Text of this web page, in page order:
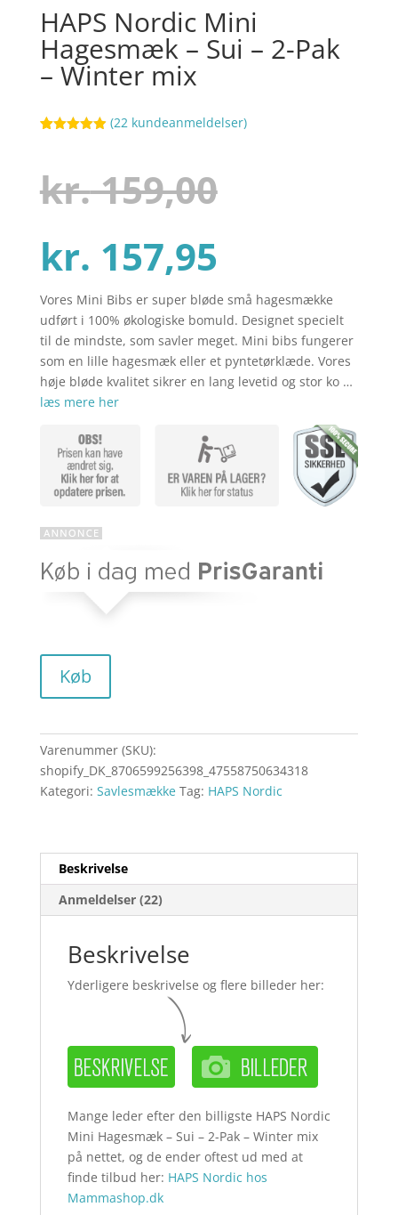
HAPS Nordic Mini
Hagesmæk – Sui – 2-Pak
– Winter mix
baseret på
kundebedøm
melser
(22 kundeanmeldelser)
kr.159,00
pris
var:
kr.
kr. 157,95
aktuelle
pris
er:
kr.
Vores Mini Bibs er super bløde små hagesmække
udført i 100% økologiske bomuld. Designet specielt
til de mindste, som savler meget. Mini bibs fungerer
som en lille hagesmæk eller et pyntetørklæde. Vores
høje bløde kvalitet sikrer en lang levetid og stor ko …
læs mere her
Køb
Varenummer (SKU):
shopify_DK_8706599256398_47558750634318
Kategori: Savlesmække Tag: HAPS Nordic
Beskrivelse
Anmeldelser (22)
Beskrivelse
Yderligere beskrivelse og flere billeder her:
Mange leder efter den billigste HAPS Nordic
Mini Hagesmæk – Sui – 2-Pak – Winter mix
på nettet, og de ender oftest ud med at
finde tilbud her: HAPS Nordic hos
Mammashop.dk